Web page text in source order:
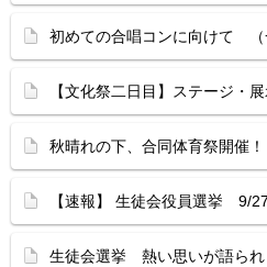
初めての合唱コンに向けて
【文化祭二日目】ステージ
秋晴れの下、合同体育祭開催
【速報】 生徒会役員選挙 9/27
生徒会選挙 熱い思いが語られ